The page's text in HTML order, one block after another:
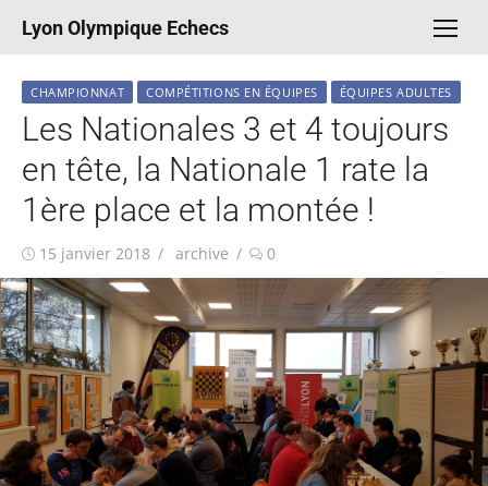
Lyon Olympique Echecs
CHAMPIONNAT COMPÉTITIONS EN ÉQUIPES ÉQUIPES ADULTES
Les Nationales 3 et 4 toujours
en tête, la Nationale 1 rate la
1ère place et la montée !
Publié
le
15 janvier 2018 Auteur/autrice
archive 0